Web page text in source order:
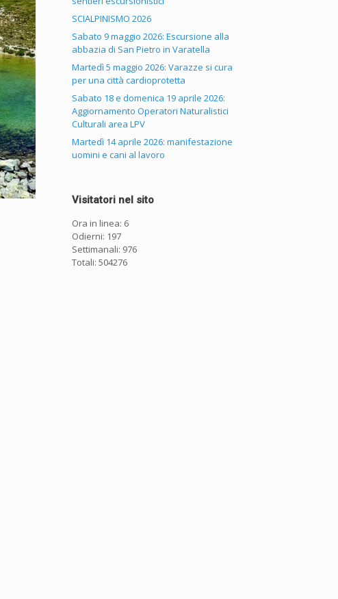
SCIALPINISMO 2026
Sabato 9 maggio 2026: Escursione alla
abbazia di San Pietro in Varatella
Martedì 5 maggio 2026: Varazze si cura
per una città cardioprotetta
Sabato 18 e domenica 19 aprile 2026:
Aggiornamento Operatori Naturalistici
Culturali area LPV
Martedì 14 aprile 2026: manifestazione
uomini e cani al lavoro
Visitatori nel sito
Ora in linea: 6
Odierni: 197
Settimanali: 976
Totali: 504276